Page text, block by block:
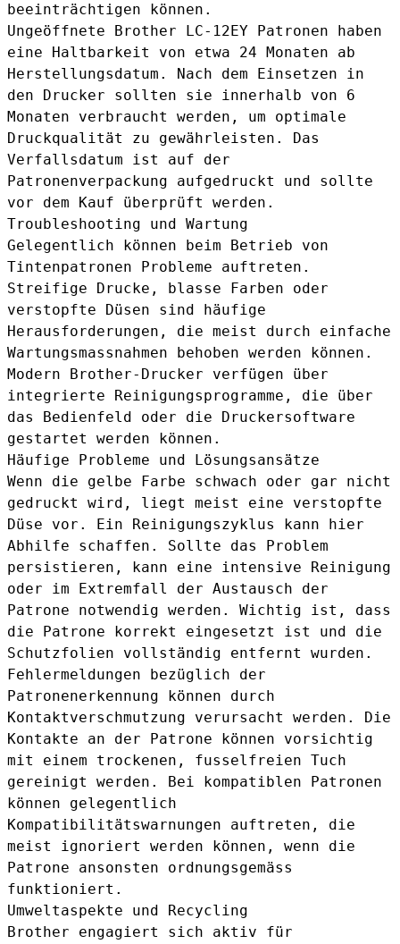
beeinträchtigen können.
Ungeöffnete Brother LC-12EY Patronen haben
eine Haltbarkeit von etwa 24 Monaten ab
Herstellungsdatum. Nach dem Einsetzen in
den Drucker sollten sie innerhalb von 6
Monaten verbraucht werden, um optimale
Druckqualität zu gewährleisten. Das
Verfallsdatum ist auf der
Patronenverpackung aufgedruckt und sollte
vor dem Kauf überprüft werden.
Troubleshooting und Wartung
Gelegentlich können beim Betrieb von
Tintenpatronen Probleme auftreten.
Streifige Drucke, blasse Farben oder
verstopfte Düsen sind häufige
Herausforderungen, die meist durch einfache
Wartungsmassnahmen behoben werden können.
Modern Brother-Drucker verfügen über
integrierte Reinigungsprogramme, die über
das Bedienfeld oder die Druckersoftware
gestartet werden können.
Häufige Probleme und Lösungsansätze
Wenn die gelbe Farbe schwach oder gar nicht
gedruckt wird, liegt meist eine verstopfte
Düse vor. Ein Reinigungszyklus kann hier
Abhilfe schaffen. Sollte das Problem
persistieren, kann eine intensive Reinigung
oder im Extremfall der Austausch der
Patrone notwendig werden. Wichtig ist, dass
die Patrone korrekt eingesetzt ist und die
Schutzfolien vollständig entfernt wurden.
Fehlermeldungen bezüglich der
Patronenerkennung können durch
Kontaktverschmutzung verursacht werden. Die
Kontakte an der Patrone können vorsichtig
mit einem trockenen, fusselfreien Tuch
gereinigt werden. Bei kompatiblen Patronen
können gelegentlich
Kompatibilitätswarnungen auftreten, die
meist ignoriert werden können, wenn die
Patrone ansonsten ordnungsgemäss
funktioniert.
Umweltaspekte und Recycling
Brother engagiert sich aktiv für